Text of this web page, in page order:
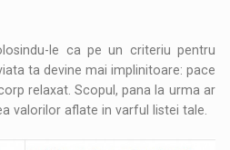
le ca pe un criteriu pentru
ta devine mai implinitoare: pace
relaxat. Scopul, pana la urma ar
valorilor aflate in varful listei tale.